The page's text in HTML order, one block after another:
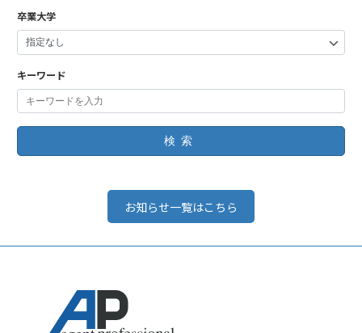
卒業大学
キーワード
検索
お知らせ一覧はこちら